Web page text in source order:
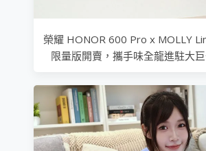
榮耀 HONOR 600 Pro x MOLLY
限量版開賣，攜手味全龍進駐大